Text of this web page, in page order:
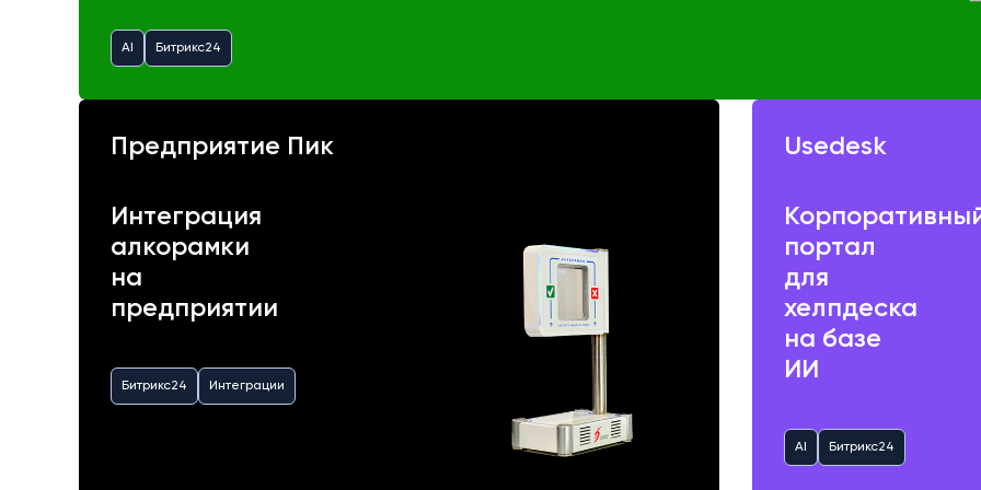
AI Битрикс24
Предприятие Пик
Интеграция
алкорамки
на
предприятии
Битрикс24 Интеграции
Usedesk
портал
для
хелпдеска
на базе
ИИ
AI Битрикс24